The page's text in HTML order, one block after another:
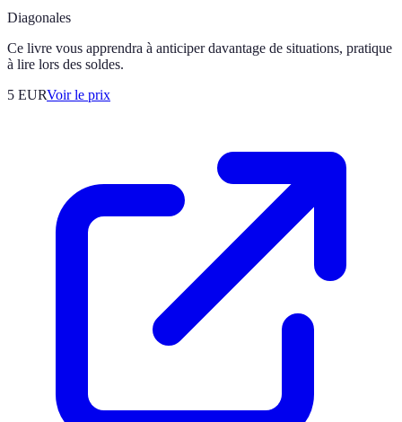
Diagonales
Ce livre vous apprendra à anticiper davantage de situations, pratique
à lire lors des soldes.
5 EURVoir le prix